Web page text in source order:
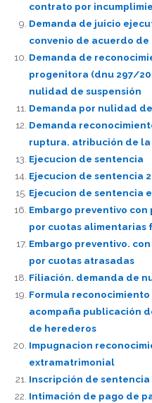
contrato por
Demanda de juicio
convenio de acuerdo
Demanda de
progenitora (dnu 297/
nulidad de suspensión
Demanda por nulidad
Demanda
ruptura. atribución de
Ejecucion de sentencia
Ejecucion de sentencia 2
Ejecucion de sentencia
Embargo preventivo
por cuotas alimentarias
Embargo preventivo.
por cuotas atrasadas
Filiación. demanda de
Formula
acompaña publicación
de herederos
Impugnacion
extramatrimonial
Inscripción de
Intimación de pago de